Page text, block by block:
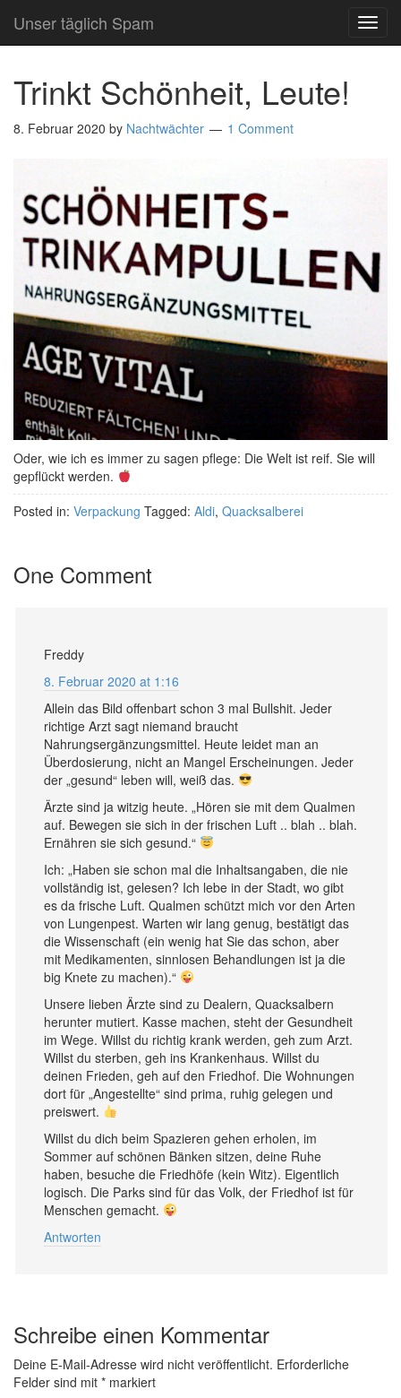
Unser täglich Spam
Trinkt Schönheit, Leute!
8. Februar 2020 by Nachtwächter 1 Comment
Oder, wie ich es immer zu sagen pflege: Die Welt ist reif. Sie will
gepflückt werden.
Posted in: Verpackung Tagged: Aldi, Quacksalberei
One Comment
Freddy
8. Februar 2020 at 1:16
Allein das Bild offenbart schon 3 mal Bullshit. Jeder
richtige Arzt sagt niemand braucht
Nahrungsergänzungsmittel. Heute leidet man an
Überdosierung, nicht an Mangel Erscheinungen. Jeder
der „gesund“ leben will, weiß das.
Ärzte sind ja witzig heute. „Hören sie mit dem Qualmen
auf. Bewegen sie sich in der frischen Luft .. blah .. blah.
Ernähren sie sich gesund.“
Ich: „Haben sie schon mal die Inhaltsangaben, die nie
vollständig ist, gelesen? Ich lebe in der Stadt, wo gibt
es da frische Luft. Qualmen schützt mich vor den Arten
von Lungenpest. Warten wir lang genug, bestätigt das
die Wissenschaft (ein wenig hat Sie das schon, aber
mit Medikamenten, sinnlosen Behandlungen ist ja die
big Knete zu machen).“
Unsere lieben Ärzte sind zu Dealern, Quacksalbern
herunter mutiert. Kasse machen, steht der Gesundheit
im Wege. Willst du richtig krank werden, geh zum Arzt.
Willst du sterben, geh ins Krankenhaus. Willst du
deinen Frieden, geh auf den Friedhof. Die Wohnungen
dort für „Angestellte“ sind prima, ruhig gelegen und
preiswert.
Willst du dich beim Spazieren gehen erholen, im
Sommer auf schönen Bänken sitzen, deine Ruhe
haben, besuche die Friedhöfe (kein Witz). Eigentlich
logisch. Die Parks sind für das Volk, der Friedhof ist für
Menschen gemacht.
Antworten
Schreibe einen Kommentar
Deine E-Mail-Adresse wird nicht veröffentlicht. Erforderliche
Felder sind mit * markiert